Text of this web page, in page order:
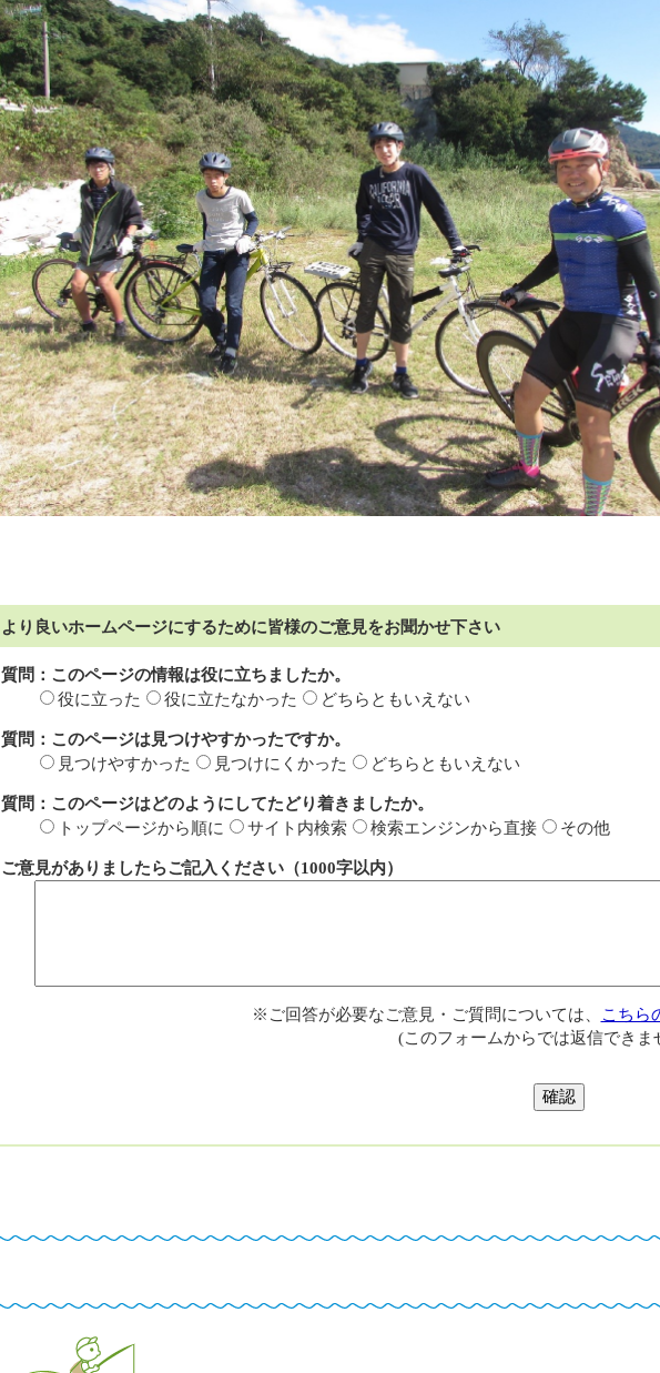
より良いホームページにするために皆様のご意見をお聞かせ下さい
質問：このページの情報は役に立ちましたか。
役に立った
役に立たなかった どちらともいえない
質問：このページは見つけやすかったですか。
見つけやすかった
見つけにくかった どちらともいえない
質問：このページはどのようにしてたどり着きましたか。
トップページから順に
サイト内検索 検索エンジンから直接 その他
ご意見がありましたらご記入ください（1000字以内）
※ご回答が必要なご意見・ご質問については、 こちら
(このフォームからでは返信できま